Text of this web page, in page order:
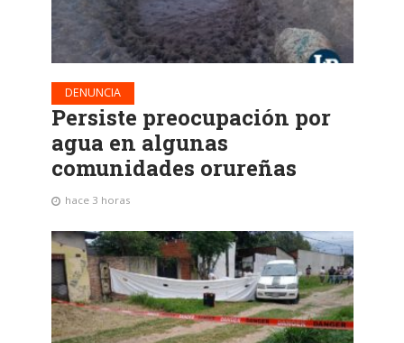
DENUNCIA
Persiste preocupación por
agua en algunas
comunidades orureñas
hace 3 horas